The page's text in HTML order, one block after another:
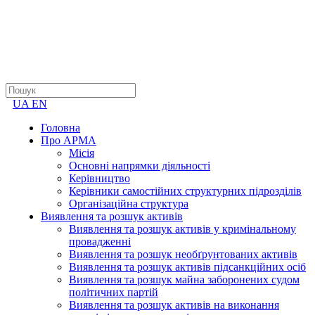
UA EN
Головна
Про АРМА
Місія
Основні напрямки діяльності
Керівництво
Керівники самостійних структурних підрозділів
Організаційна структура
Виявлення та розшук активів
Виявлення та розшук активів у кримінальному
провадженні
Виявлення та розшук необґрунтованих активів
Виявлення та розшук активів підсанкційних осіб
Виявлення та розшук майна заборонених судом
політичних партій
Виявлення та розшук активів на виконання